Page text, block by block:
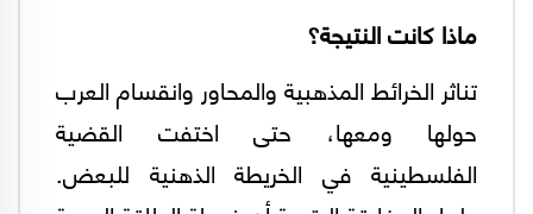
ماذا كانت النتيجة؟
تناثر الخرائط المذهبية والمحاور وانقسام العرب
حولها ومعها، حتى اختفت القضية
الفلسطينية في الخريطة الذهنية للبعض.